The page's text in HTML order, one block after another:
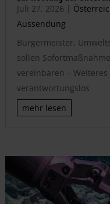
Juli 27, 2026 |
Aussendung
Bürgermeister,
sollen
vereinbaren –
verantwortungslos
mehr lesen